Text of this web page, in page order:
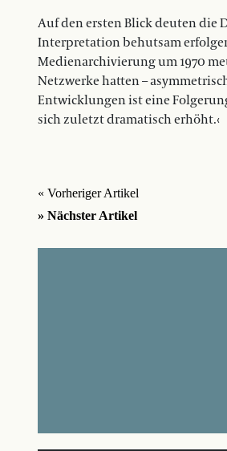
Auf den ersten Blick deuten die
Interpretation behutsam
Medienarchivierung um 1970
Netzwerke hatten –
Entwicklungen ist eine
sich zuletzt dramatisch erhöht.‹
« Vorheriger Artikel
» Nächster Artikel